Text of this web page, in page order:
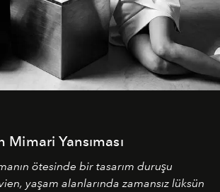
Mimari Yansıması
ötesinde bir tasarım duruşu
yaşam alanlarında zamansız lüksün